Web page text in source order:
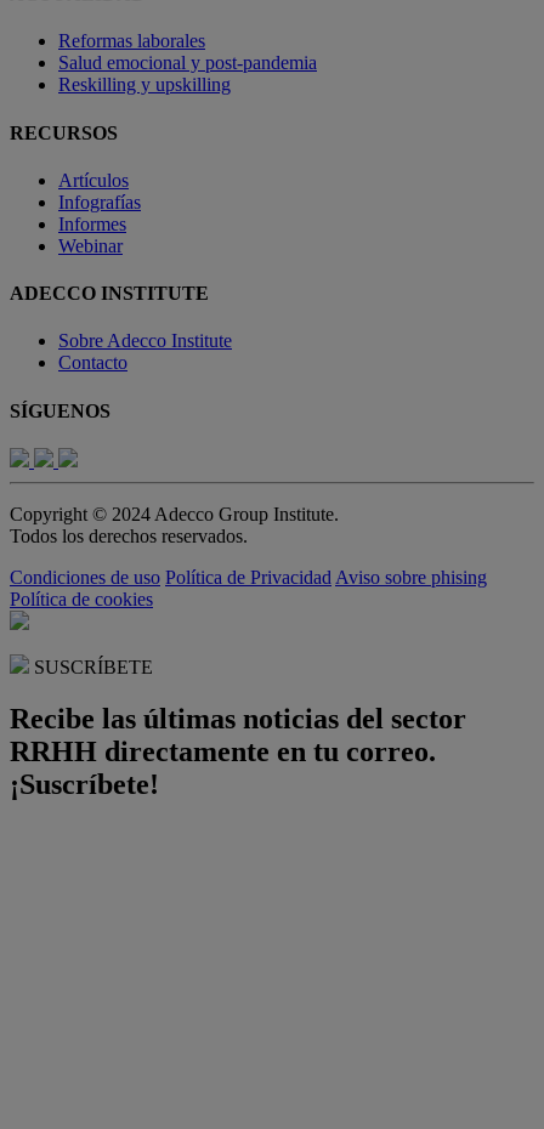
Reformas laborales
Salud emocional y post-pandemia
Reskilling y upskilling
RECURSOS
Artículos
Infografías
Informes
Webinar
ADECCO INSTITUTE
Sobre Adecco Institute
Contacto
SÍGUENOS
Copyright © 2024 Adecco Group Institute.
Todos los derechos reservados.
Condiciones de uso Política de Privacidad Aviso sobre phising
Política de cookies
SUSCRÍBETE
Recibe las últimas noticias del sector
RRHH directamente en tu correo.
¡Suscríbete!